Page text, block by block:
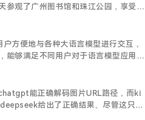
参观了广州图书馆和珠江公园，享受了
历都值...
方便地与各种大语言模型进行交互，
能够满足不同用户对于语言模型应用的
提供直观的 AI 工作流，支持从多个
智能代理等功能，可帮助开发者快速
天机器人相关的开源项目。旨在为用
术，以实现智能对话等功能。Chatbot
的聊天界面，方便用户与聊天机器人
能正确解码图片URL路径，而ki
给出了正确结果。尽管这只是